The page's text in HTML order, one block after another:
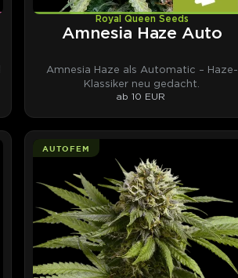
Royal Queen Seeds
Amnesia Haze Auto
Amnesia Haze als Automatic – Haze-
Klassiker neu gedacht.
ab 10 EUR
AUTOFEM